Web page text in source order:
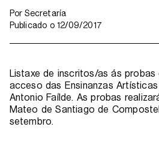
PorSecretaría
Publicado o12/09/2017
Listaxe de inscritos/as ás probas
acceso das Ensinanzas
Antonio Faílde. As probas
Mateo de Santiago de
setembro.